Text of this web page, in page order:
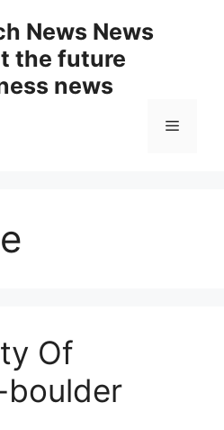
News News
the future
news
Menu
Of
boulder